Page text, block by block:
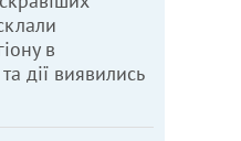
в
дії виявились